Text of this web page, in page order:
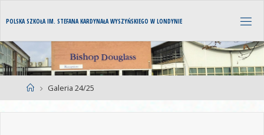
POLSKA SZKOŁA IM. STEFANA KARDYNAŁA WYSZYŃSKIEGO W LONDYNIE
Galeria 24/25